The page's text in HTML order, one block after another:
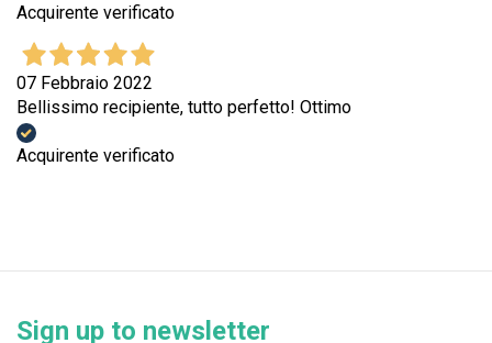
Acquirente verificato
07 Febbraio 2022
Bellissimo recipiente, tutto perfetto! Ottimo
Acquirente verificato
Sign up to newsletter